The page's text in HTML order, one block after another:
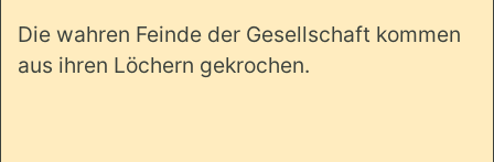
Die wahren Feinde der Gesellschaft kommen
aus ihren Löchern gekrochen.